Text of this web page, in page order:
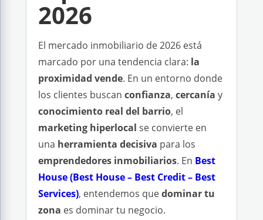
2026
El mercado inmobiliario de 2026 está
marcado por una tendencia clara: la
proximidad vende. En un entorno donde
los clientes buscan confianza, cercanía y
conocimiento real del barrio, el
marketing hiperlocal se convierte en
una herramienta decisiva para los
emprendedores inmobiliarios. En Best
House(Best House– Best Credit– Best
Services), entendemos quedominar tu
zona es dominar tu negocio.